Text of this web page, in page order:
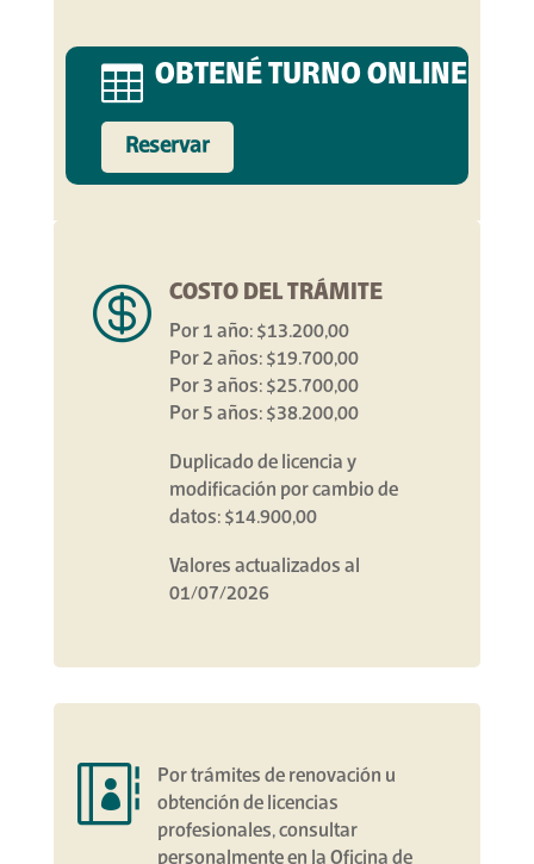
 OBTENÉ TURNO ONLINE
Reservar
 COSTO DEL TRÁMITE
Por 1 año: $13.200,00
Por 2 años: $19.700,00
Por 3 años: $25.700,00
Por 5 años: $38.200,00
Duplicado de licencia y
modificación por cambio de
datos: $14.900,00
Valores actualizados al
01/07/2026

Por trámites de renovación u
obtención de licencias
profesionales, consultar
personalmente en la Oficina de